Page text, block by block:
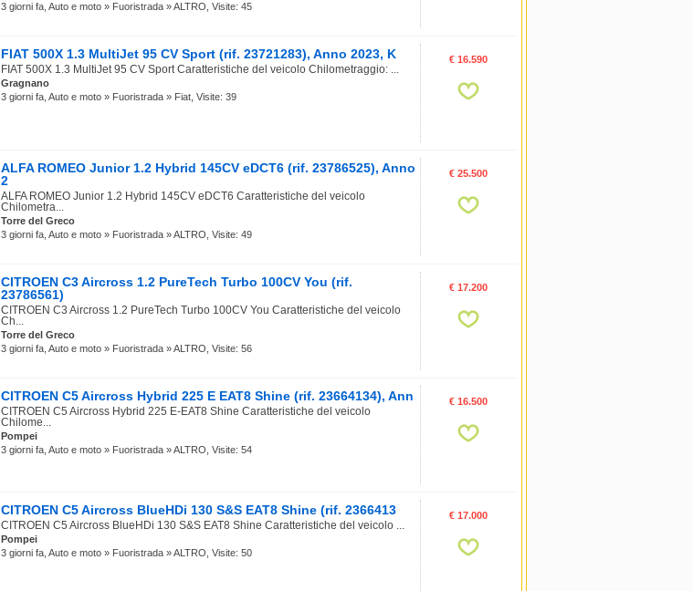
3 giorni fa, Auto e moto » Fuoristrada » ALTRO, Visite: 45
FIAT 500X 1.3 MultiJet 95 CV Sport (rif. 23721283), Anno 2023, K
FIAT 500X 1.3 MultiJet 95 CV Sport Caratteristiche del veicolo Chilometraggio: ...
Gragnano
3 giorni fa, Auto e moto » Fuoristrada » Fiat, Visite: 39
€ 16.590
ALFA ROMEO Junior 1.2 Hybrid 145CV eDCT6 (rif. 23786525), Anno
2
ALFA ROMEO Junior 1.2 Hybrid 145CV eDCT6 Caratteristiche del veicolo
Chilometra...
Torre del Greco
3 giorni fa, Auto e moto » Fuoristrada » ALTRO, Visite: 49
€ 25.500
CITROEN C3 Aircross 1.2 PureTech Turbo 100CV You (rif.
23786561)
CITROEN C3 Aircross 1.2 PureTech Turbo 100CV You Caratteristiche del veicolo
Ch...
Torre del Greco
3 giorni fa, Auto e moto » Fuoristrada » ALTRO, Visite: 56
€ 17.200
CITROEN C5 Aircross Hybrid 225 E EAT8 Shine (rif. 23664134), Ann
CITROEN C5 Aircross Hybrid 225 E-EAT8 Shine Caratteristiche del veicolo
Chilome...
Pompei
3 giorni fa, Auto e moto » Fuoristrada » ALTRO, Visite: 54
€ 16.500
CITROEN C5 Aircross BlueHDi 130 S&S EAT8 Shine (rif. 2366413
CITROEN C5 Aircross BlueHDi 130 S&S EAT8 Shine Caratteristiche del veicolo ...
Pompei
3 giorni fa, Auto e moto » Fuoristrada » ALTRO, Visite: 50
€ 17.000